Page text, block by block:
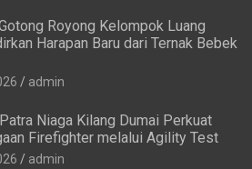
Royong Kelompok Luang
Harapan Baru dari Ternak Bebek
admin
Niaga Kilang Dumai Perkuat
Firefighter melalui Agility Test
admin